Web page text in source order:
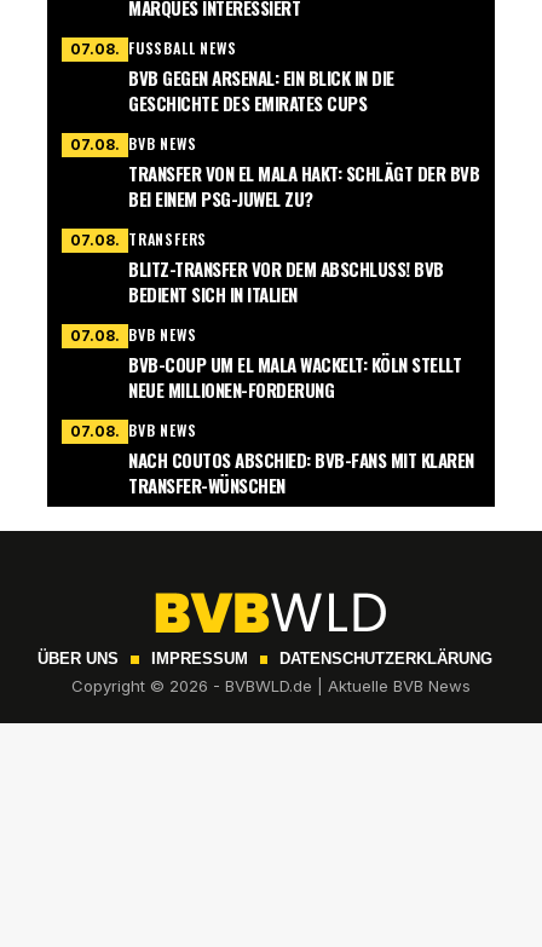
MARQUÉS INTERESSIERT
07.08. FUSSBALL NEWS
BVB GEGEN ARSENAL: EIN BLICK IN DIE
GESCHICHTE DES EMIRATES CUPS
07.08. BVB NEWS
TRANSFER VON EL MALA HAKT: SCHLÄGT DER BVB
BEI EINEM PSG-JUWEL ZU?
07.08. TRANSFERS
BLITZ-TRANSFER VOR DEM ABSCHLUSS! BVB
BEDIENT SICH IN ITALIEN
07.08. BVB NEWS
BVB-COUP UM EL MALA WACKELT: KÖLN STELLT
NEUE MILLIONEN-FORDERUNG
07.08. BVB NEWS
NACH COUTOS ABSCHIED: BVB-FANS MIT KLAREN
TRANSFER-WÜNSCHEN
ÜBER UNS IMPRESSUM DATENSCHUTZERKLÄRUNG
Copyright © 2026 - BVBWLD.de | Aktuelle BVB News